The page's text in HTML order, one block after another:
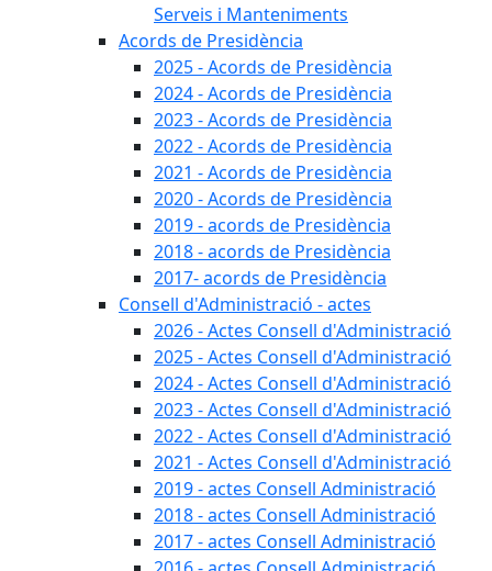
Serveis i Manteniments
Acords de Presidència
2025 - Acords de Presidència
2024 - Acords de Presidència
2023 - Acords de Presidència
2022 - Acords de Presidència
2021 - Acords de Presidència
2020 - Acords de Presidència
2019 - acords de Presidència
2018 - acords de Presidència
2017- acords de Presidència
Consell d'Administració - actes
2026 - Actes Consell d'Administració
2025 - Actes Consell d'Administració
2024 - Actes Consell d'Administració
2023 - Actes Consell d'Administració
2022 - Actes Consell d'Administració
2021 - Actes Consell d'Administració
2019 - actes Consell Administració
2018 - actes Consell Administració
2017 - actes Consell Administració